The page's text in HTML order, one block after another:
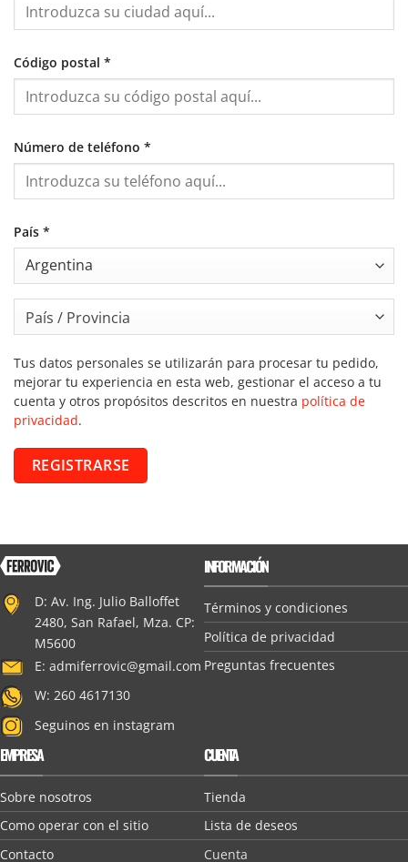
Código postal *
Número de teléfono *
País *
País / Provincia
Tus datos personales se utilizarán para procesar tu pedido,
mejorar tu experiencia en esta web, gestionar el acceso a tu
cuenta y otros propósitos descritos en nuestra política de
privacidad.
REGISTRARSE
D: Av. Ing. Julio Balloffet
2480, San Rafael, Mza. CP:
M5600
E: admiferrovic@gmail.com
W: 260 4617130
Seguinos en instagram
INFORMACIÓN
Términos y condiciones
Política de privacidad
Preguntas frecuentes
EMPRESA
Sobre nosotros
Como operar con el sitio
Contacto
CUENTA
Tienda
Lista de deseos
Cuenta